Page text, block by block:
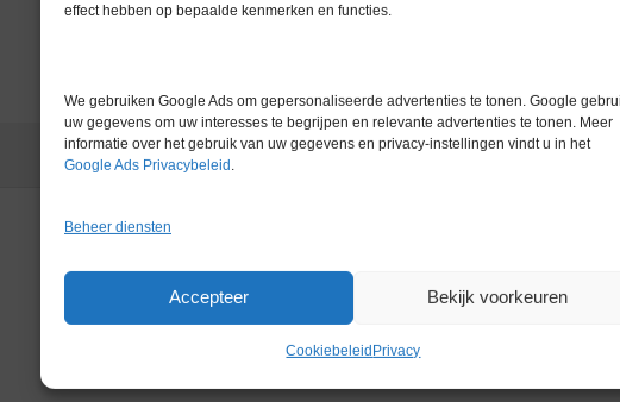
effect hebben op bepaalde kenmerken en functies.
We gebruiken Google Ads om gepersonaliseerde advertenties te tonen. Google
uw gegevens om uw interesses te begrijpen en relevante advertenties te tonen. Meer
informatie over het gebruik van uw gegevens en privacy-instellingen vindt u in het
Google Ads Privacybeleid .
Beheer diensten
Accepteer Bekijk voorkeuren
CookiebeleidPrivacy
Gerelateerde producten